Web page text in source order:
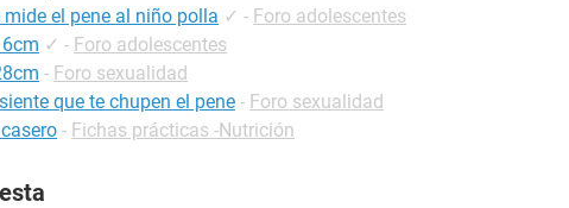
mide el pene al niño polla ✓ - Foro adolescentes
✓ - Foro adolescentes
- Foro sexualidad
que te chupen el pene - Foro sexualidad
- Fichas prácticas -Nutrición